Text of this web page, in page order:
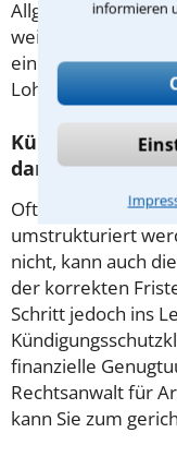
informieren
Allgemeine
weitere
einem
Lohne (Oldenburg).
Kündigung
darüber wissen?
Oft kommt es
umstrukturiert
nicht, kann auch
der korrekten
Schritt jedoch ins
finanzielle
Rechtsanwalt für
kann Sie zum